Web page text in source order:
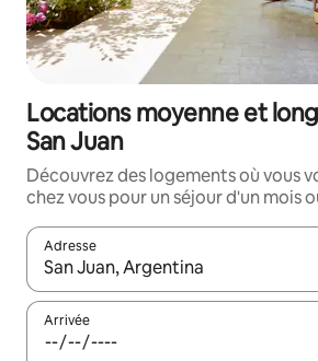
Locations moyenne et
San Juan
Découvrez des logements où vous
chez vous pour un séjour d'un mois
Adresse
Lorsque les résultats s'affichent,
Arrivée